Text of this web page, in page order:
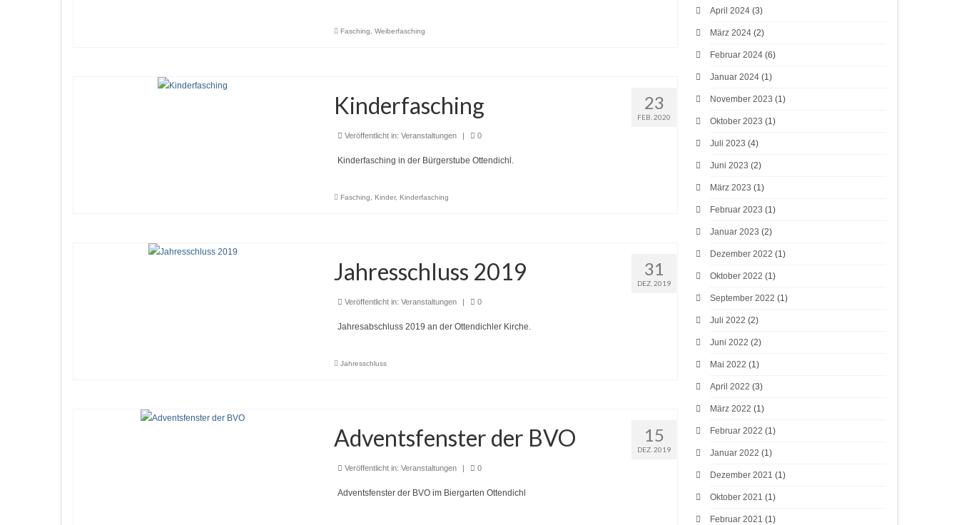
Fasching Weiberfasching
23
FEB. 2020
Kinderfasching
Veröffentlicht in: Veranstaltungen | 0
Kinderfasching in der Bürgerstube Ottendichl.
Fasching Kinder, Kinderfasching
31
DEZ. 2019
Jahresschluss 2019
Veröffentlicht in: Veranstaltungen | 0
Jahresabschluss 2019 an der Ottendichler Kirche.
Jahresschluss
15
DEZ. 2019
Adventsfenster der BVO
Veröffentlicht in: Veranstaltungen | 0
Adventsfenster der BVO im Biergarten Ottendichl
April 2024(3)
März 2024(2)
Februar 2024(6)
Januar 2024(1)
November 2023 (1)
Oktober 2023 (1)
Juli 2023 (4)
Juni 2023 (2)
März 2023 (1)
Februar 2023 (1)
Januar 2023 (2)
Dezember 2022 (1)
Oktober 2022 (1)
September 2022 (1)
Juli 2022 (2)
Juni 2022 (2)
Mai 2022 (1)
April 2022 (3)
März 2022 (1)
Februar 2022 (1)
Januar 2022 (1)
Dezember 2021 (1)
Oktober 2021 (1)
Februar 2021 (1)